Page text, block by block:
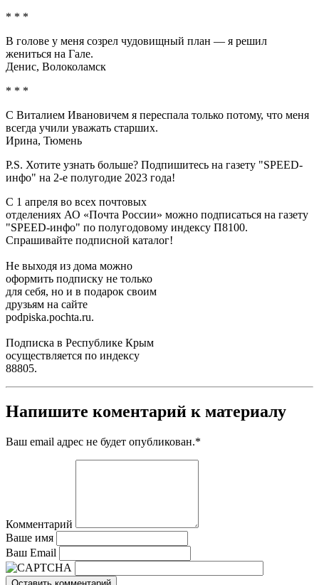
* * *
В голове у меня созрел чудовищный план — я решил
жениться на Гале.
Денис, Волоколамск
* * *
С Виталием Ивановичем я переспала только потому, что меня
всегда учили уважать старших.
Ирина, Тюмень
P.S. Хотите узнать больше? Подпишитесь на газету "SPEED-
инфо" на 2-е полугодие 2023 года!
С 1 апреля во всех почтовых
отделениях АО «Почта России» можно подписаться на газету
"SPEED-инфо" по полугодовому индексу П8100.
Спрашивайте подписной каталог!
Не выходя из дома можно
оформить подписку не только
для себя, но и в подарок своим
друзьям на сайте
podpiska.pochta.ru.
Подписка в Республике Крым
осуществляется по индексу
88805.
Напишите коментарий к материалу
Ваш email адрес не будет опубликован.*
Комментарий
Ваше имя
Ваш Email